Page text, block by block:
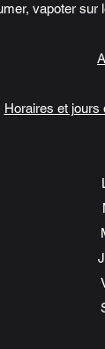
vapoter
Horaires et jours